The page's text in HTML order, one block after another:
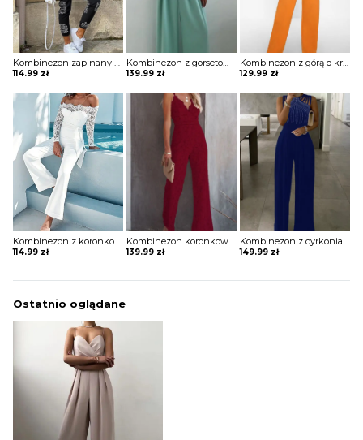
Kombinezon zapinany na guziki z kieszeniami na biuście w modny print
114.99 zł
Kombinezon z gorsetową górą i szerokimi nogawkami
139.99 zł
Kombinezon z górą o kroju nietoperza i wiązaniem w pasie
129.99 zł
Kombinezon z koronkowym hiszpańskim dekoltem
114.99 zł
Kombinezon koronkowy z odkrytymi plecami
139.99 zł
Kombinezon z cyrkoniami i paskami na dekolcie
149.99 zł
Ostatnio oglądane